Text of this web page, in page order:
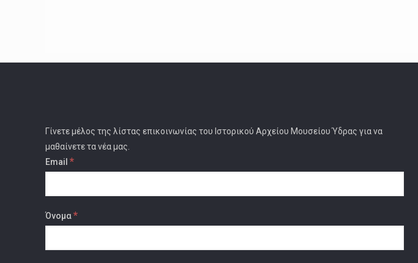
Γίνετε μέλος της λίστας επικοινωνίας του Ιστορικού Αρχείου Μουσείου Ύδρας για να
μαθαίνετε τα νέα μας.
Email *
Όνομα*